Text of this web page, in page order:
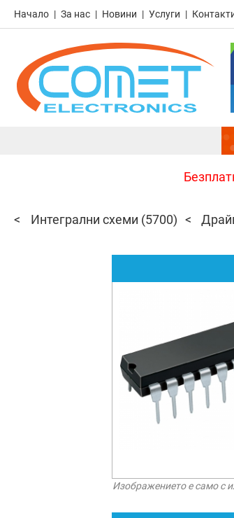
Начало За нас Новини Услуги
Интегрални схеми (5700)
Изображението е само с